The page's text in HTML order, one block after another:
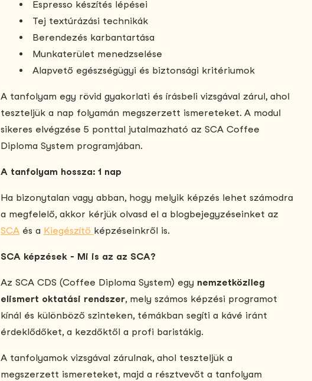
Espresso készítés lépései
Tej textúrázási technikák
Berendezés karbantartása
Munkaterület menedzselése
Alapvető egészségügyi és biztonsági kritériumok
A tanfolyam egy rövid gyakorlati és írásbeli vizsgával zárul, ahol
teszteljük a nap folyamán megszerzett ismereteket. A modul
sikeres elvégzése 5 ponttal jutalmazható az SCA Coffee
Diploma System programjában.
A tanfolyam hossza: 1 nap
Ha bizonytalan vagy abban, hogy melyik képzés lehet számodra
a megfelelő, akkor kérjük olvasd el a blogbejegyzéseinket az
SCA és a Kiegészítő képzéseinkről is.
SCA képzések - Mi is az az SCA?
Az SCA CDS (Coffee Diploma System) egy nemzetközileg
elismert oktatási rendszer, mely számos képzési programot
kínál és különböző szinteken, témákban segíti a kávé iránt
érdeklődőket, a kezdőktől a profi baristákig.
A tanfolyamok vizsgával zárulnak, ahol teszteljük a
megszerzett ismereteket, majd a résztvevőt a tanfolyam